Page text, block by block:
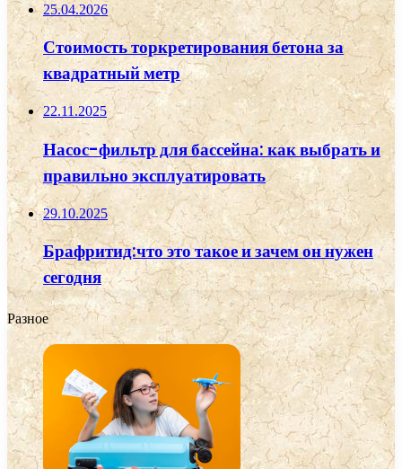
25.04.2026
Стоимость торкретирования бетона за
квадратный метр
22.11.2025
Насос-фильтр для бассейна: как выбрать и
правильно эксплуатировать
29.10.2025
Брафритид:что это такое и зачем он нужен
сегодня
Разное